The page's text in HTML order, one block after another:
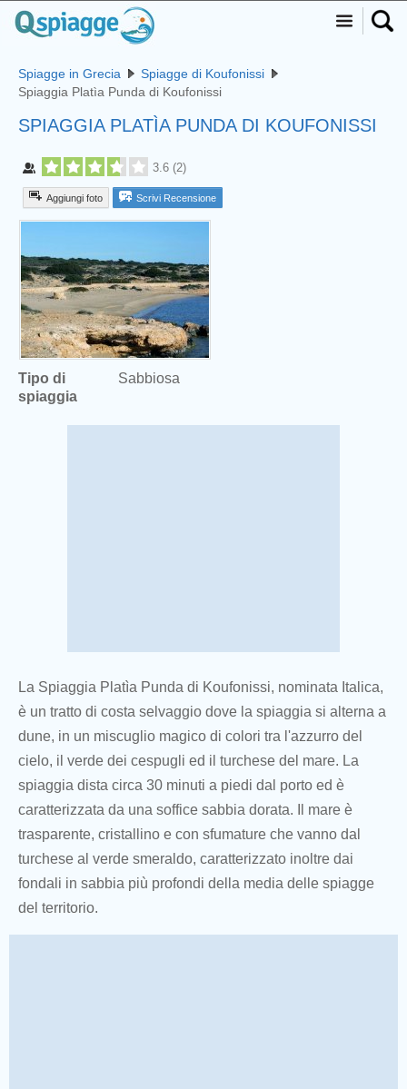
Spiagge in Grecia
Spiagge di Koufonissi
Spiaggia Platìa Punda di Koufonissi
SPIAGGIA PLATÌA PUNDA DI KOUFONISSI
3.6 (2)
Aggiungi foto Scrivi Recensione
Tipo di
spiaggia
Sabbiosa
La Spiaggia Platìa Punda di Koufonissi, nominata Italica,
è un tratto di costa selvaggio dove la spiaggia si alterna a
dune, in un miscuglio magico di colori tra l'azzurro del
cielo, il verde dei cespugli ed il turchese del mare. La
spiaggia dista circa 30 minuti a piedi dal porto ed è
caratterizzata da una soffice sabbia dorata. Il mare è
trasparente, cristallino e con sfumature che vanno dal
turchese al verde smeraldo, caratterizzato inoltre dai
fondali in sabbia più profondi della media delle spiagge
del territorio.